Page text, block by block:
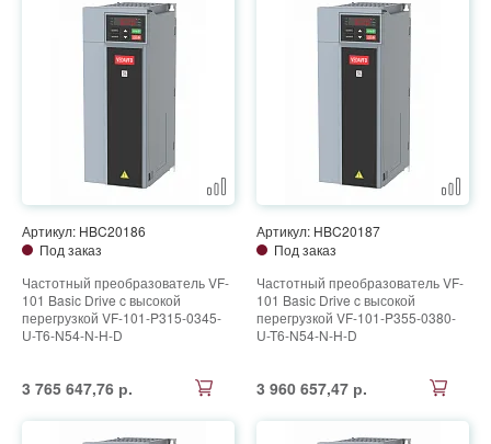
Артикул: HBC20186
Под заказ
Частотный преобразователь VF-
101 Basic Drive c высокой
перегрузкой VF-101-P315-0345-
U-T6-N54-N-H-D
3 765 647,76 р.
Артикул: HBC20187
Под заказ
Частотный преобразователь VF-
101 Basic Drive c высокой
перегрузкой VF-101-P355-0380-
U-T6-N54-N-H-D
3 960 657,47 р.